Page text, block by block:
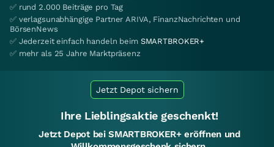
✅ rund 2.000 Beiträge pro Tag
✅ verlagsunabhängige Partner ARIVA, FinanzNachrichten und
BörsenNews
✅ Jederzeit einfach handeln beim SMARTBROKER+
✅ mehr als 25 Jahre Marktpräsenz
Jetzt Depot sichern
Ihre Lieblingsaktie geschenkt!
Jetzt Depot bei SMARTBROKER+ eröffnen und